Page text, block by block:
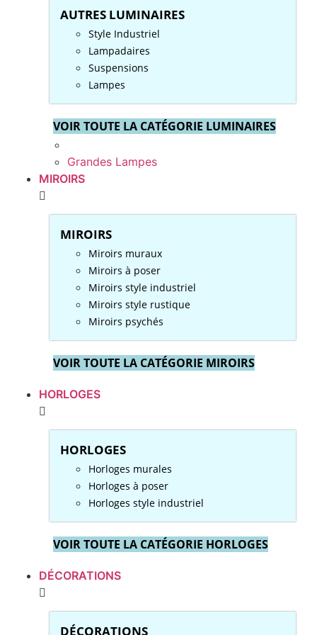
AUTRES LUMINAIRES
Style Industriel
Lampadaires
Suspensions
Lampes
VOIR TOUTE LA CATÉGORIE LUMINAIRES
Grandes Lampes
MIROIRS
MIROIRS
Miroirs muraux
Miroirs à poser
Miroirs style industriel
Miroirs style rustique
Miroirs psychés
VOIR TOUTE LA CATÉGORIE MIROIRS
HORLOGES
HORLOGES
Horloges murales
Horloges à poser
Horloges style industriel
VOIR TOUTE LA CATÉGORIE HORLOGES
DÉCORATIONS
DÉCORATIONS